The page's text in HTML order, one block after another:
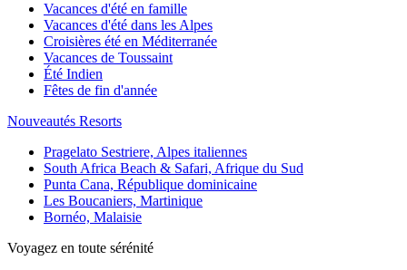
Vacances d'été en famille
Vacances d'été dans les Alpes
Croisières été en Méditerranée
Vacances de Toussaint
Été Indien
Fêtes de fin d'année
Nouveautés Resorts
Pragelato Sestriere, Alpes italiennes
South Africa Beach & Safari, Afrique du Sud
Punta Cana, République dominicaine
Les Boucaniers, Martinique
Bornéo, Malaisie
Voyagez en toute sérénité